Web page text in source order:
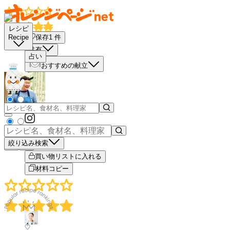
レシピ
Recipe
占い
絞り込み検索
保存1 件
共有
おすすめの献立
－
＋
買い物リストに入れる
材料コピー